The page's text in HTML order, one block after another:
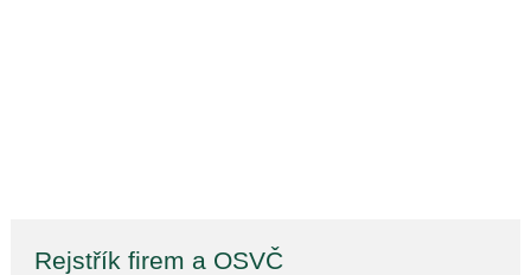
Rejstřík firem a OSVČ